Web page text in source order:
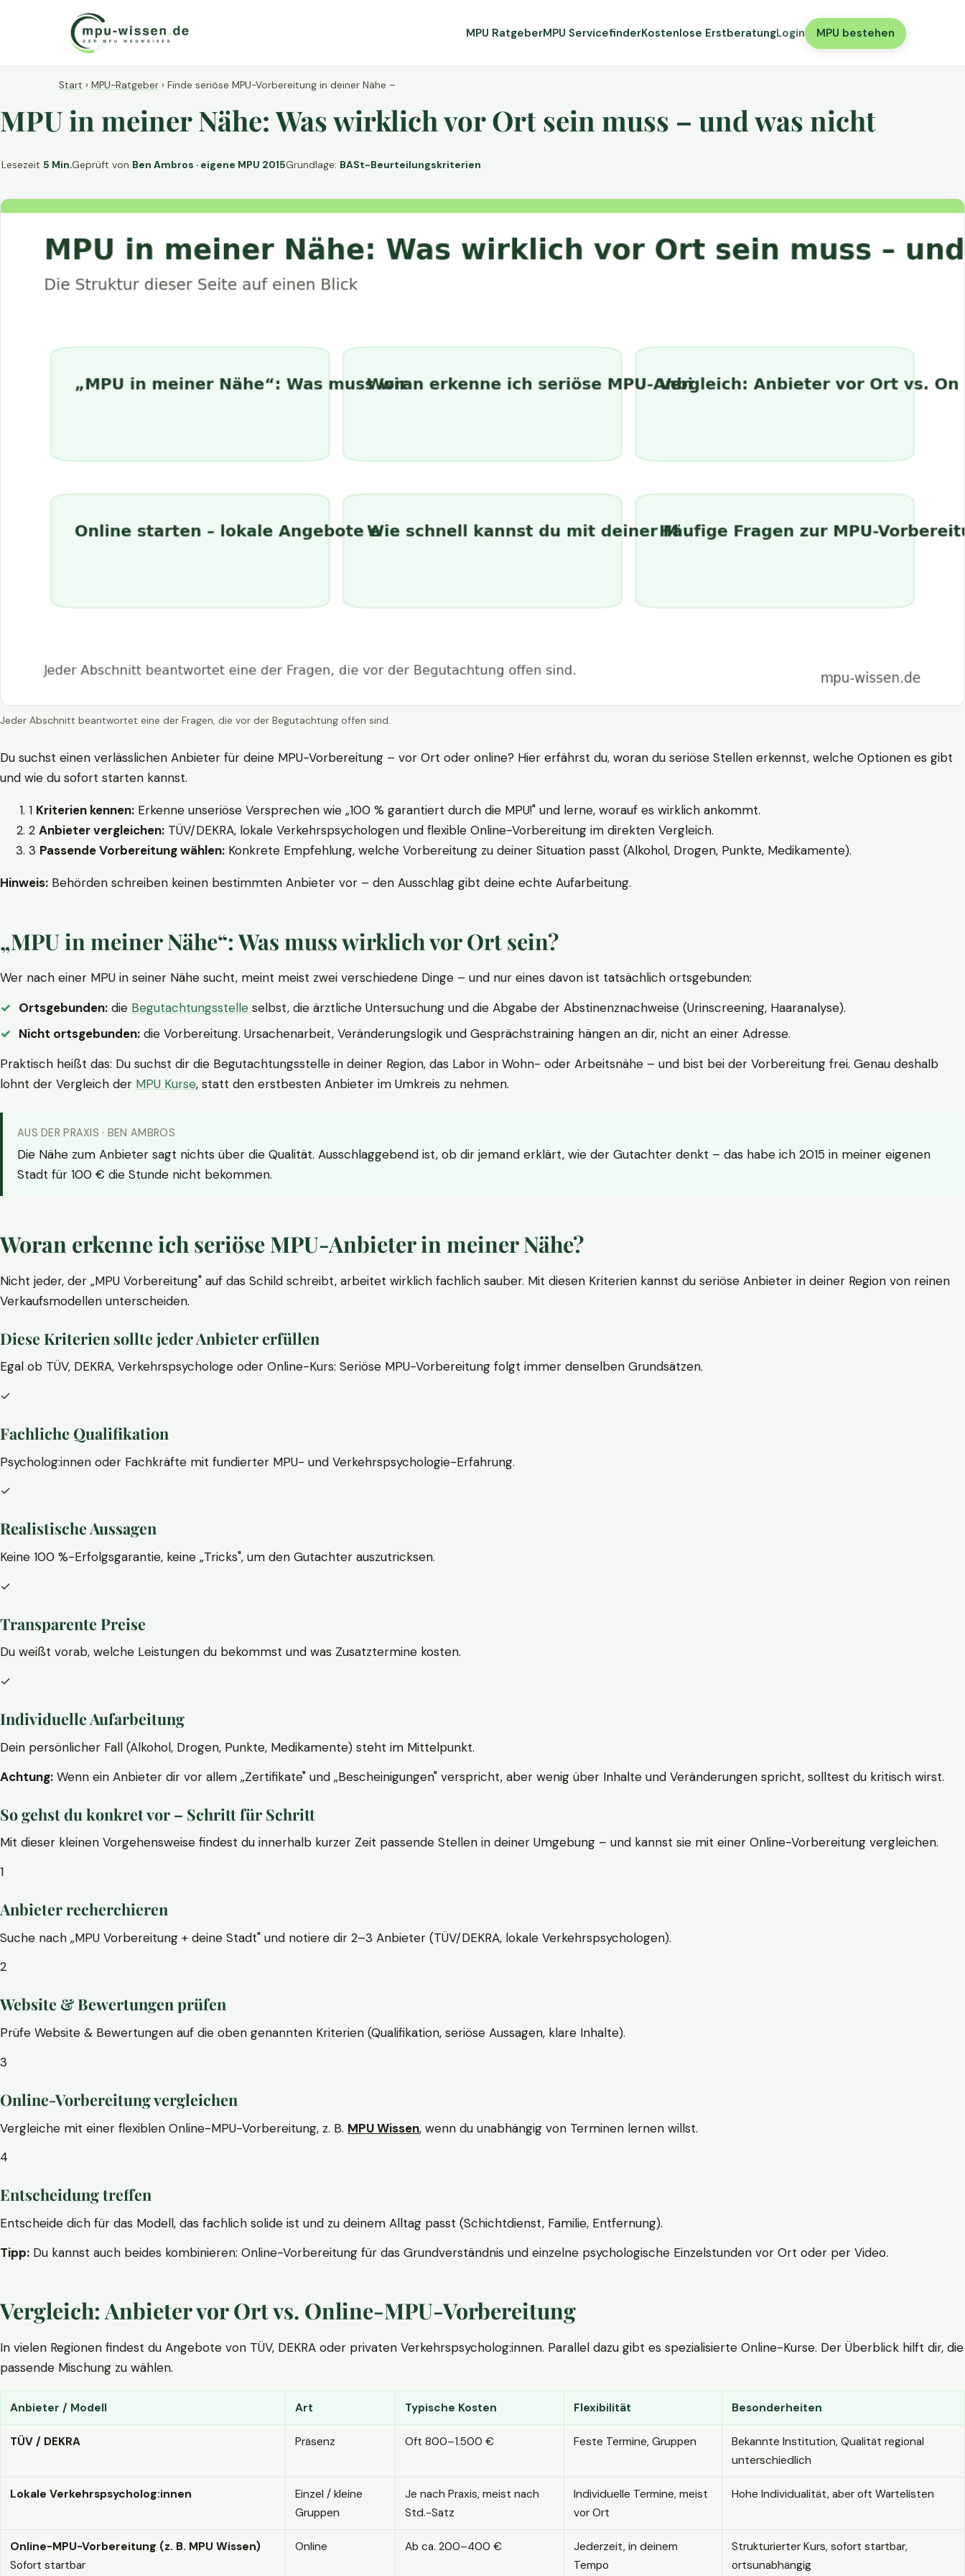
MPU RatgeberMPU ServicefinderKostenlose ErstberatungLogin MPU bestehen
Start › MPU-Ratgeber › Finde seriöse MPU-Vorbereitung in deiner Nähe –
MPU in meiner Nähe: Was wirklich vor Ort sein muss – und was nicht
Lesezeit 5 Min.Geprüft von Ben Ambros · eigene MPU 2015Grundlage: BASt-Beurteilungskriterien
Jeder Abschnitt beantwortet eine der Fragen, die vor der Begutachtung offen sind.
Du suchst einen verlässlichen Anbieter für deine MPU-Vorbereitung – vor Ort oder online? Hier erfährst du, woran du seriöse Stellen erkennst, welche Optionen es gibt
und wie du sofort starten kannst.
1 Kriterien kennen: Erkenne unseriöse Versprechen wie „100 % garantiert durch die MPU!" und lerne, worauf es wirklich ankommt.
2 Anbieter vergleichen: TÜV/DEKRA, lokale Verkehrspsychologen und flexible Online-Vorbereitung im direkten Vergleich.
3 Passende Vorbereitung wählen: Konkrete Empfehlung, welche Vorbereitung zu deiner Situation passt (Alkohol, Drogen, Punkte, Medikamente).
Hinweis: Behörden schreiben keinen bestimmten Anbieter vor – den Ausschlag gibt deine echte Aufarbeitung.
„MPU in meiner Nähe“: Was muss wirklich vor Ort sein?
Wer nach einer MPU in seiner Nähe sucht, meint meist zwei verschiedene Dinge – und nur eines davon ist tatsächlich ortsgebunden:
Ortsgebunden: die Begutachtungsstelle selbst, die ärztliche Untersuchung und die Abgabe der Abstinenznachweise (Urinscreening, Haaranalyse).
Nicht ortsgebunden: die Vorbereitung. Ursachenarbeit, Veränderungslogik und Gesprächstraining hängen an dir, nicht an einer Adresse.
Praktisch heißt das: Du suchst dir die Begutachtungsstelle in deiner Region, das Labor in Wohn- oder Arbeitsnähe – und bist bei der Vorbereitung frei. Genau deshalb
lohnt der Vergleich der MPU Kurse, statt den erstbesten Anbieter im Umkreis zu nehmen.
AUS DER PRAXIS · BEN AMBROS
Die Nähe zum Anbieter sagt nichts über die Qualität. Ausschlaggebend ist, ob dir jemand erklärt, wie der Gutachter denkt – das habe ich 2015 in meiner eigenen
Stadt für 100 € die Stunde nicht bekommen.
Woran erkenne ich seriöse MPU-Anbieter in meiner Nähe?
Nicht jeder, der „MPU Vorbereitung" auf das Schild schreibt, arbeitet wirklich fachlich sauber. Mit diesen Kriterien kannst du seriöse Anbieter in deiner Region von reinen
Verkaufsmodellen unterscheiden.
Diese Kriterien sollte jeder Anbieter erfüllen
Egal ob TÜV, DEKRA, Verkehrspsychologe oder Online-Kurs: Seriöse MPU-Vorbereitung folgt immer denselben Grundsätzen.
✓
Fachliche Qualifikation
Psycholog:innen oder Fachkräfte mit fundierter MPU- und Verkehrspsychologie-Erfahrung.
✓
Realistische Aussagen
Keine 100 %-Erfolgsgarantie, keine „Tricks", um den Gutachter auszutricksen.
✓
Transparente Preise
Du weißt vorab, welche Leistungen du bekommst und was Zusatztermine kosten.
✓
Individuelle Aufarbeitung
Dein persönlicher Fall (Alkohol, Drogen, Punkte, Medikamente) steht im Mittelpunkt.
Achtung: Wenn ein Anbieter dir vor allem „Zertifikate" und „Bescheinigungen" verspricht, aber wenig über Inhalte und Veränderungen spricht, solltest du kritisch wirst.
So gehst du konkret vor – Schritt für Schritt
Mit dieser kleinen Vorgehensweise findest du innerhalb kurzer Zeit passende Stellen in deiner Umgebung – und kannst sie mit einer Online-Vorbereitung vergleichen.
1
Anbieter recherchieren
Suche nach „MPU Vorbereitung + deine Stadt" und notiere dir 2–3 Anbieter (TÜV/DEKRA, lokale Verkehrspsychologen).
2
Website & Bewertungen prüfen
Prüfe Website & Bewertungen auf die oben genannten Kriterien (Qualifikation, seriöse Aussagen, klare Inhalte).
3
Online-Vorbereitung vergleichen
Vergleiche mit einer flexiblen Online-MPU-Vorbereitung, z. B. MPU Wissen, wenn du unabhängig von Terminen lernen willst.
4
Entscheidung treffen
Entscheide dich für das Modell, das fachlich solide ist und zu deinem Alltag passt (Schichtdienst, Familie, Entfernung).
Tipp: Du kannst auch beides kombinieren: Online-Vorbereitung für das Grundverständnis und einzelne psychologische Einzelstunden vor Ort oder per Video.
Vergleich: Anbieter vor Ort vs. Online-MPU-Vorbereitung
In vielen Regionen findest du Angebote von TÜV, DEKRA oder privaten Verkehrspsycholog:innen. Parallel dazu gibt es spezialisierte Online-Kurse. Der Überblick hilft dir, die
passende Mischung zu wählen.
Anbieter / Modell Art Typische Kosten Flexibilität Besonderheiten
TÜV / DEKRA Präsenz Oft 800–1.500 € Feste Termine, Gruppen
Bekannte Institution, Qualität regional
unterschiedlich
Lokale Verkehrspsycholog:innen
Einzel / kleine
Gruppen
Je nach Praxis, meist nach
Std.-Satz
Individuelle Termine, meist
vor Ort
Hohe Individualität, aber oft Wartelisten
Online-MPU-Vorbereitung (z. B. MPU Wissen)
Sofort startbar
Online Ab ca. 200–400 €
Jederzeit, in deinem
Tempo
Strukturierter Kurs, sofort startbar,
ortsunabhängig